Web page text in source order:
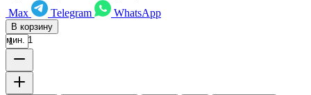
Max
Telegram WhatsApp
В корзину
мин. 1